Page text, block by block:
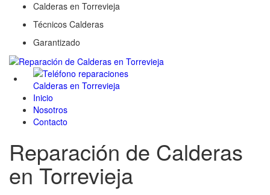
Calderas en Torrevieja
Técnicos Calderas
Garantizado
Inicio
Nosotros
Contacto
Reparación de Calderas
en Torrevieja